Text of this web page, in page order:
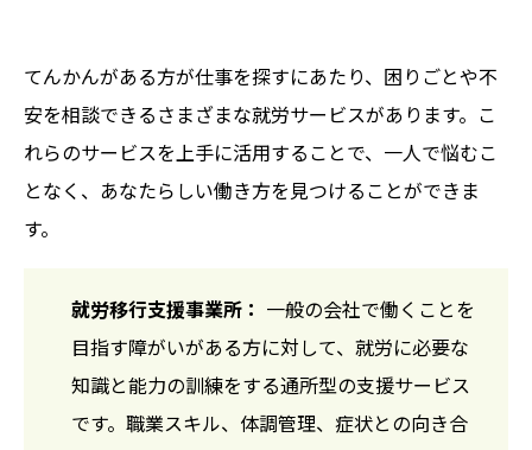
てんかんがある方が仕事を探すにあたり、困りごとや不
安を相談できるさまざまな就労サービスがあります。こ
れらのサービスを上手に活用することで、一人で悩むこ
となく、あなたらしい働き方を見つけることができま
す。
就労移行支援事業所：
一般の会社で働くことを
目指す障がいがある方に対して、就労に必要な
知識と能力の訓練をする通所型の支援サービス
です。職業スキル、体調管理、症状との向き合